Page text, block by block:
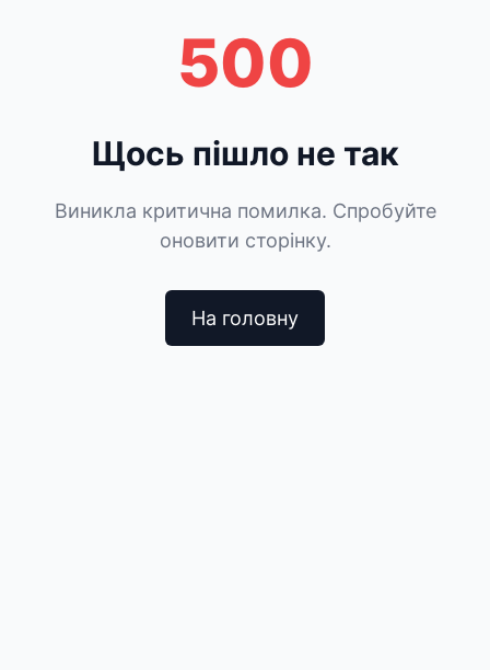
500
Щось пішло не так
Виникла критична помилка. Спробуйте
оновити сторінку.
На головну